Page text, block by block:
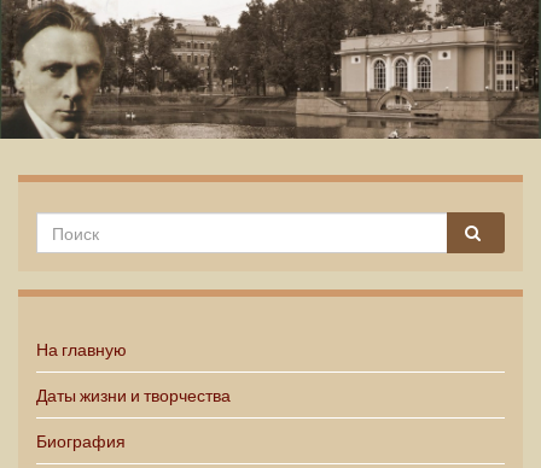
На главную
Даты жизни и творчества
Биография